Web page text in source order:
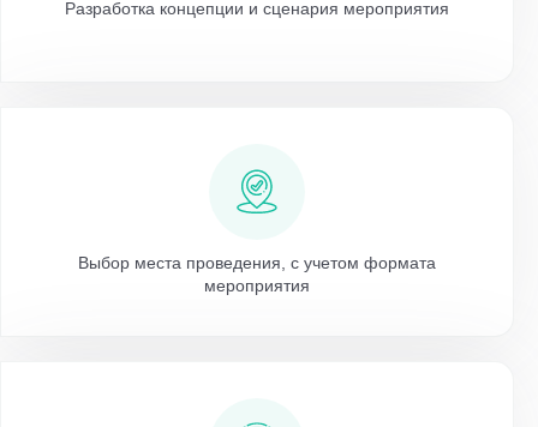
Разработка концепции и сценария мероприятия
Выбор места проведения, с учетом формата
мероприятия